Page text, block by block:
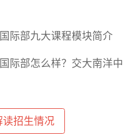
际部九大课程模块简介
际部怎么样？交大南洋中
读招生情况
询、生涯规划、留学、背
司为您进行后期回访，从而
，提醒您特别注意，本页面
取并在此展示，并不代表我